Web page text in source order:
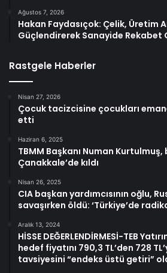
Ağustos 7, 2026
Hakan Faydasıçok: Çelik, Üretim
Güçlendirerek Sanayide Rekabet
Rastgele Haberler
Nisan 27, 2026
Çocuk tacizcisine çocukları
etti
Haziran 6, 2025
TBMM Başkanı Numan Kurtulmuş,
Çanakkale’de kıldı
Nisan 26, 2025
CIA başkan yardımcısının oğlu,
savaşırken öldü: ‘Türkiye’de
Aralık 13, 2024
HİSSE DEĞERLENDİRMESİ-TEB
hedef fiyatını 790,3 TL’den 728
tavsiyesini “endeks üstü getiri”